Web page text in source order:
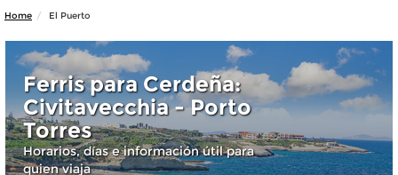
Home El Puerto
Ferris para Cerdeña:
Civitavecchia - Porto
Torres
Horarios, días e información útil para
quien viaja